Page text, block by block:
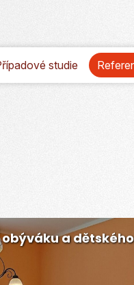
studie
a